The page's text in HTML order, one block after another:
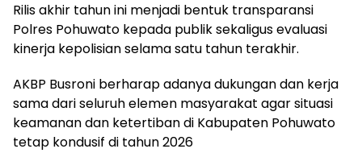
Rilis akhir tahun ini menjadi bentuk transparansi
Polres Pohuwato kepada publik sekaligus evaluasi
kinerja kepolisian selama satu tahun terakhir.
AKBP Busroni berharap adanya dukungan dan kerja
sama dari seluruh elemen masyarakat agar situasi
keamanan dan ketertiban di Kabupaten Pohuwato
tetap kondusif di tahun 2026